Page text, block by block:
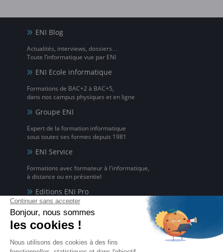
ENI Blog
Actualités, interviews, dossiers…
Toute l’informatique vue par ENI
ENI Ecole informatique
Formations de BAC+2 à BAC+5,
dans nos campus physiques et en ligne
Groupe ENI
Expert de la formation informatique
sous toutes ses formes depuis 1981
ENI Service
Formations avec formateur à l'informatique,
à distance ou en présentiel
Editions ENI Pro
pour les organismes de formation
ENI elearning
La solution de formation à l'informatique en ligne,